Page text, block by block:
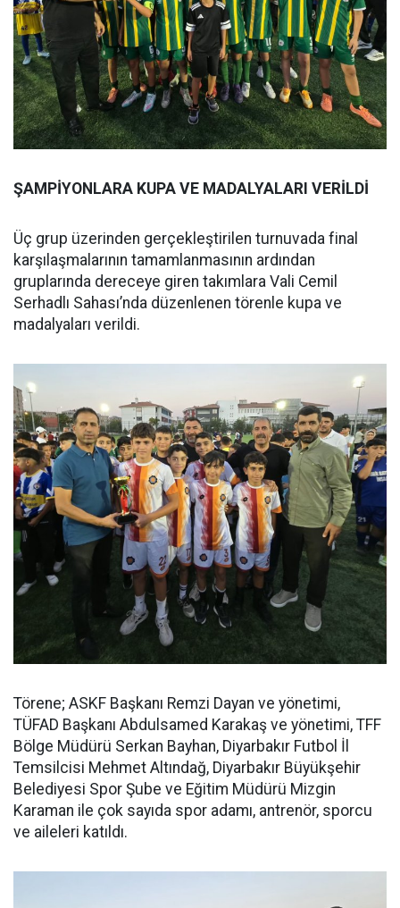
ŞAMPİYONLARA KUPA VE MADALYALARI VERİLDİ
Üç grup üzerinden gerçekleştirilen turnuvada final
karşılaşmalarının tamamlanmasının ardından
gruplarında dereceye giren takımlara Vali Cemil
Serhadlı Sahası’nda düzenlenen törenle kupa ve
madalyaları verildi.
Törene; ASKF Başkanı Remzi Dayan ve yönetimi,
TÜFAD Başkanı Abdulsamed Karakaş ve yönetimi, TFF
Bölge Müdürü Serkan Bayhan, Diyarbakır Futbol İl
Temsilcisi Mehmet Altındağ, Diyarbakır Büyükşehir
Belediyesi Spor Şube ve Eğitim Müdürü Mizgin
Karaman ile çok sayıda spor adamı, antrenör, sporcu
ve aileleri katıldı.